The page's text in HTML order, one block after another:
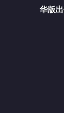
华版